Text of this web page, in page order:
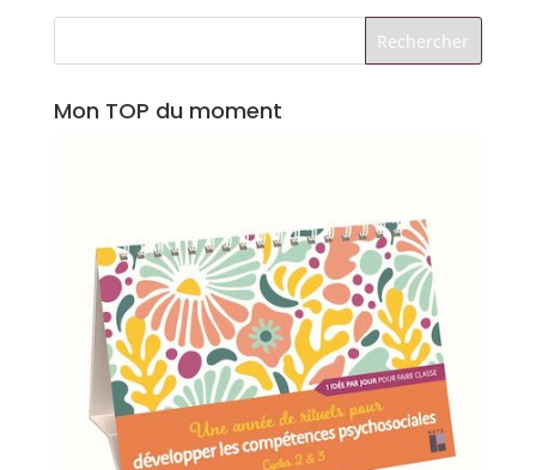
Mon TOP du moment